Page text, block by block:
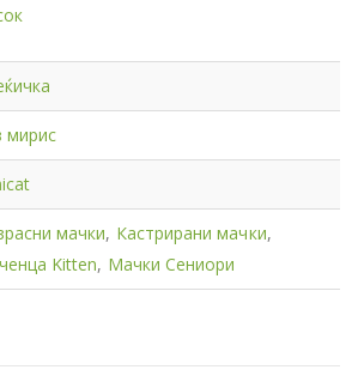
мирис
мачки, Кастрирани мачки,
Kitten, Мачки Сениори